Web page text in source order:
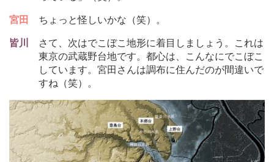
宮田 ちょっと怪しいかな（笑）。
皆川
さて、次はでこぼこ地形に着目しましょう。これは
東京の武蔵野台地です。都心は、こんなにでこぼこ
しています。宮田さんは調布に住んだのが間違いで
すね（笑）。